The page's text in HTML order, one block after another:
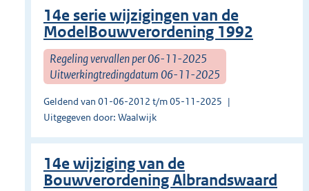
14e serie wijzigingen van de
ModelBouwverordening 1992
Regeling vervallen per 06-11-2025
Uitwerkingtredingdatum 06-11-2025
Geldend van 01-06-2012 t/m 05-11-2025
Uitgegeven door: Waalwijk
14e wijziging van de
Bouwverordening Albrandswaard